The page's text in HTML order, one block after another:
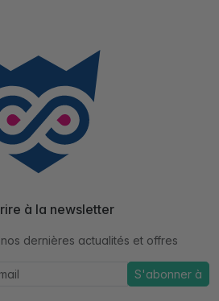
à la newsletter
dernières actualités et offres
S'abonner à